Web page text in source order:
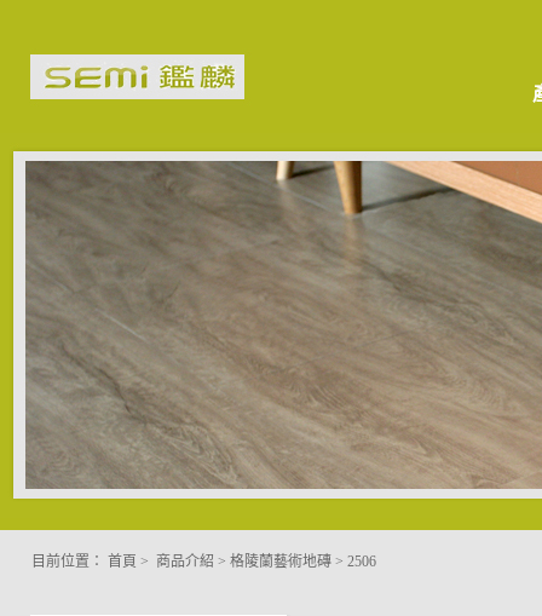
目前位置： 首頁 > 商品介紹 > 格陵蘭藝術地磚 > 2506